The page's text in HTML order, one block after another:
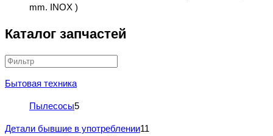
mm. INOX )
Каталог запчастей
Бытовая техника
Пылесосы5
Детали бывшие в употреблении11